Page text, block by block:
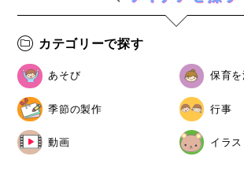
カテゴリーで探す
あそび 保育
季節の製作 行事
動画 イラス